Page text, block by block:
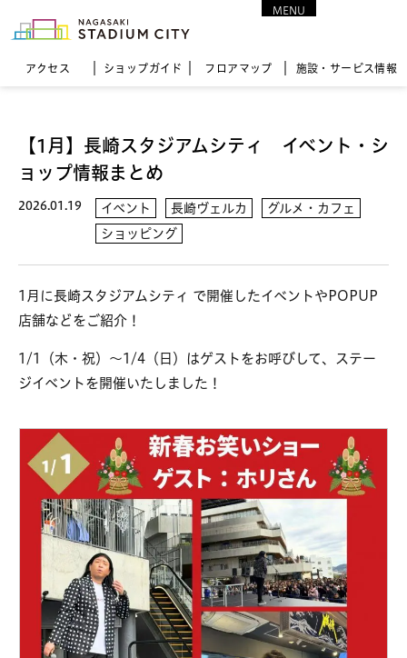
アクセス ショップガイド フロア マップ 施設・サービス情報
MENU
【1月】長崎スタジアムシティ イベント・シ
ョップ情報まとめ
2026.01.19 イベント 長崎ヴェルカ
グルメ・カフェ
ショッピング
1月に長崎スタジアムシティ で開催したイベントやPOPUP
店舗などをご紹介！
1/1（木・祝）～1/4（日）はゲストをお呼びして、ステー
ジイベントを開催いたしました！